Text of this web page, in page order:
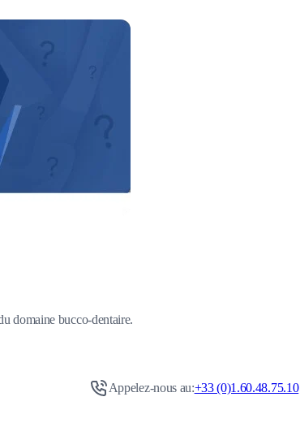
domaine bucco-dentaire.
Appelez-nous au:+33 (0)1.60.48.75.10